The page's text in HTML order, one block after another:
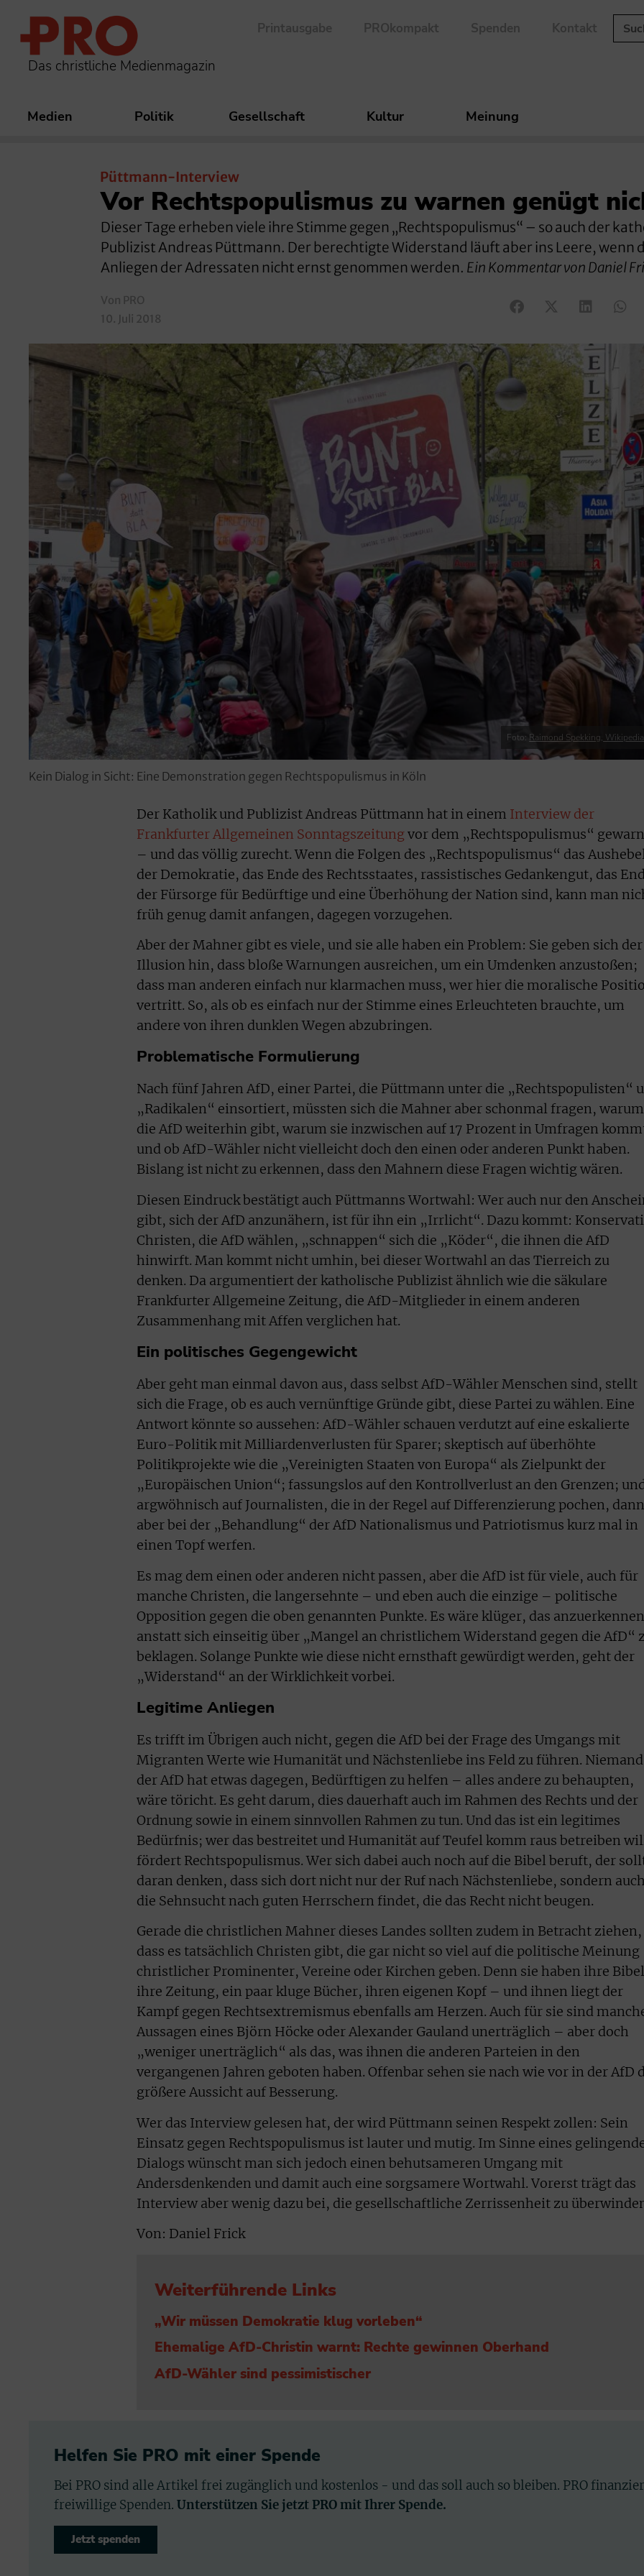
Das christliche Medienmagazin
Printausgabe PROkompakt Spenden Kontakt
Medien Politik Gesellschaft Kultur Meinung
Püttmann-Interview
Vor Rechtspopulismus zu warnen genügt
Dieser Tage erheben viele ihre Stimme gegen „Rechtspopulismus“ – so auch der
Publizist Andreas Püttmann. Der berechtigte Widerstand läuft aber ins Leere, wenn
Anliegen der Adressaten nicht ernst genommen werden. Ein Kommentar von Daniel
Von PRO
10. Juli 2018
Foto: Raimond Spekking, Wikipedia
Kein Dialog in Sicht: Eine Demonstration gegen Rechtspopulismus in Köln
Der Katholik und Publizist Andreas Püttmann hat in einem Interview der
Frankfurter Allgemeinen Sonntagszeitungvor dem „Rechtspopulismus“
– und das völlig zurecht. Wenn die Folgen des „Rechtspopulismus“ das
der Demokratie, das Ende des Rechtsstaates, rassistisches Gedankengut, das
der Fürsorge für Bedürftige und eine Überhöhung der Nation sind, kann man
früh genug damit anfangen, dagegen vorzugehen.
Aber der Mahner gibt es viele, und sie alle haben ein Problem: Sie geben sich der
Illusion hin, dass bloße Warnungen ausreichen, um ein Umdenken anzustoßen;
dass man anderen einfach nur klarmachen muss, wer hier die moralische
vertritt. So, als ob es einfach nur der Stimme eines Erleuchteten brauchte, um
andere von ihren dunklen Wegen abzubringen.
Problematische Formulierung
Nach fünf Jahren AfD, einer Partei, die Püttmann unter die „Rechtspopulisten“
„Radikalen“ einsortiert, müssten sich die Mahner aber schonmal fragen,
die AfD weiterhin gibt, warum sie inzwischen auf 17 Prozent in Umfragen
und ob AfD-Wähler nicht vielleicht doch den einen oder anderen Punkt haben.
Bislang ist nicht zu erkennen, dass den Mahnern diese Fragen wichtig wären.
Diesen Eindruck bestätigt auch Püttmanns Wortwahl: Wer auch nur den
gibt, sich der AfD anzunähern, ist für ihn ein „Irrlicht“. Dazu kommt:
Christen, die AfD wählen, „schnappen“ sich die „Köder“, die ihnen die AfD
hinwirft. Man kommt nicht umhin, bei dieser Wortwahl an das Tierreich zu
denken. Da argumentiert der katholische Publizist ähnlich wie die säkulare
Frankfurter Allgemeine Zeitung, die AfD-Mitglieder in einem anderen
Zusammenhang mit Affen verglichen hat.
Ein politisches Gegengewicht
Aber geht man einmal davon aus, dass selbst AfD-Wähler Menschen sind, stellt
sich die Frage, ob es auch vernünftige Gründe gibt, diese Partei zu wählen. Eine
Antwort könnte so aussehen: AfD-Wähler schauen verdutzt auf eine eskalierte
Euro-Politik mit Milliardenverlusten für Sparer; skeptisch auf überhöhte
Politikprojekte wie die „Vereinigten Staaten von Europa“ als Zielpunkt der
„Europäischen Union“; fassungslos auf den Kontrollverlust an den Grenzen;
argwöhnisch auf Journalisten, die in der Regel auf Differenzierung pochen, dann
aber bei der „Behandlung“ der AfD Nationalismus und Patriotismus kurz mal in
einen Topf werfen.
Es mag dem einen oder anderen nicht passen, aber die AfD ist für viele, auch für
manche Christen, die langersehnte – und eben auch die einzige – politische
Opposition gegen die oben genannten Punkte. Es wäre klüger, das
anstatt sich einseitig über „Mangel an christlichem Widerstand gegen die AfD“
beklagen. Solange Punkte wie diese nicht ernsthaft gewürdigt werden, geht der
„Widerstand“ an der Wirklichkeit vorbei.
Legitime Anliegen
Es trifft im Übrigen auch nicht, gegen die AfD bei der Frage des Umgangs mit
Migranten Werte wie Humanität und Nächstenliebe ins Feld zu führen.
der AfD hat etwas dagegen, Bedürftigen zu helfen – alles andere zu behaupten,
wäre töricht. Es geht darum, dies dauerhaft auch im Rahmen des Rechts und der
Ordnung sowie in einem sinnvollen Rahmen zu tun. Und das ist ein legitimes
Bedürfnis; wer das bestreitet und Humanität auf Teufel komm raus betreiben
fördert Rechtspopulismus. Wer sich dabei auch noch auf die Bibel beruft, der
daran denken, dass sich dort nicht nur der Ruf nach Nächstenliebe, sondern
die Sehnsucht nach guten Herrschern findet, die das Recht nicht beugen.
Gerade die christlichen Mahner dieses Landes sollten zudem in Betracht ziehen,
dass es tatsächlich Christen gibt, die gar nicht so viel auf die politische Meinung
christlicher Prominenter, Vereine oder Kirchen geben. Denn sie haben ihre
ihre Zeitung, ein paar kluge Bücher, ihren eigenen Kopf – und ihnen liegt der
Kampf gegen Rechtsextremismus ebenfalls am Herzen. Auch für sie sind
Aussagen eines Björn Höcke oder Alexander Gauland unerträglich – aber doch
„weniger unerträglich“ als das, was ihnen die anderen Parteien in den
vergangenen Jahren geboten haben. Offenbar sehen sie nach wie vor in der AfD
größere Aussicht auf Besserung.
Wer das Interview gelesen hat, der wird Püttmann seinen Respekt zollen: Sein
Einsatz gegen Rechtspopulismus ist lauter und mutig. Im Sinne eines
Dialogs wünscht man sich jedoch einen behutsameren Umgang mit
Andersdenkenden und damit auch eine sorgsamere Wortwahl. Vorerst trägt das
Interview aber wenig dazu bei, die gesellschaftliche Zerrissenheit zu
Von: Daniel Frick
Weiterführende Links
„Wir müssen Demokratie klug vorleben“
Ehemalige AfD-Christin warnt: Rechte gewinnen Oberhand
AfD-Wähler sind pessimistischer
Helfen Sie PRO mit einer Spende
Bei PRO sind alle Artikel frei zugänglich und kostenlos - und das soll auch so bleiben. PRO
freiwillige Spenden. Unterstützen Sie jetzt PRO mit Ihrer Spende.
Jetzt spenden